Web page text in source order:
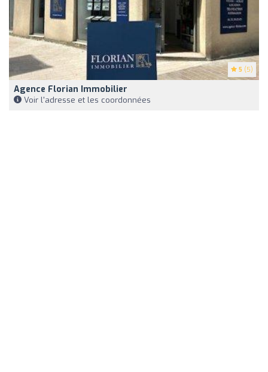
5 (5)
Agence Florian Immobilier
Voir l'adresse et les coordonnées